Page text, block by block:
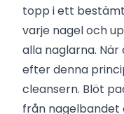
topp i ett
varje nagel och
alla naglarna.
efter denna
cleansern. Blöt
från